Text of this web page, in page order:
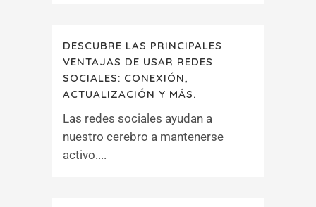
DESCUBRE LAS PRINCIPALES
VENTAJAS DE USAR REDES
SOCIALES: CONEXIÓN,
ACTUALIZACIÓN Y MÁS.
Las redes sociales ayudan a
nuestro cerebro a mantenerse
activo....